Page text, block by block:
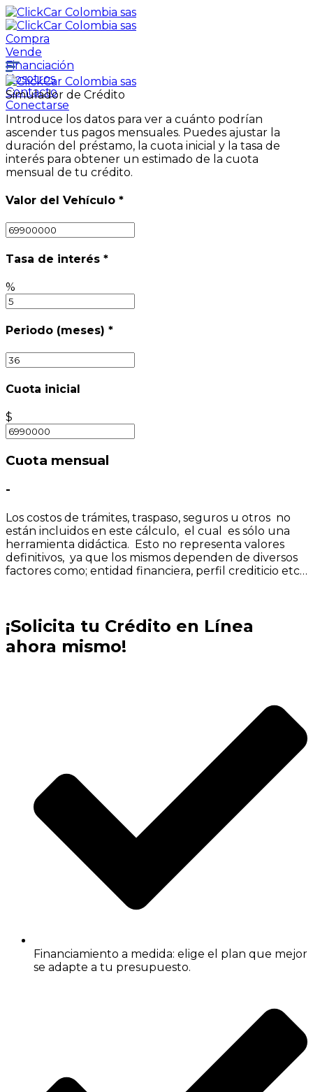
Compra
Vende
Financiación
Nosotros
Contacto
Conectarse
Simulador de Crédito
Introduce los datos para ver a cuánto podrían
ascender tus pagos mensuales. Puedes ajustar la
duración del préstamo, la cuota inicial y la tasa de
interés para obtener un estimado de la cuota
mensual de tu crédito.
Valor del Vehículo *
Tasa de interés *
%
Periodo (meses) *
Cuota inicial
$
Cuota mensual
-
Los costos de trámites, traspaso, seguros u otros no
están incluidos en este cálculo, el cual es sólo una
herramienta didáctica. Esto no representa valores
definitivos, ya que los mismos dependen de diversos
factores como; entidad financiera, perfil crediticio etc…
¡Solicita tu Crédito en Línea
ahora mismo!
Financiamiento a medida: elige el plan que mejor
se adapte a tu presupuesto.